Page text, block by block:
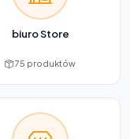
biuro Store
75 produktów